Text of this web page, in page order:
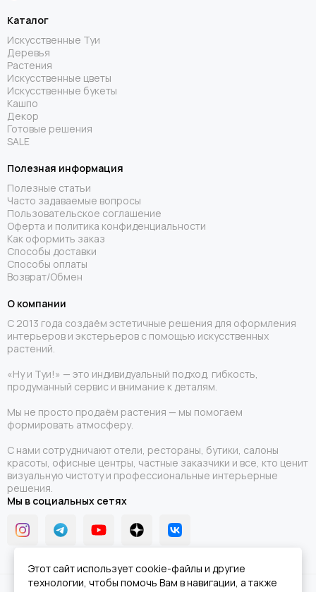
Каталог
Искусственные Туи
Деревья
Растения
Искусственные цветы
Искусственные букеты
Кашпо
Декор
Готовые решения
SALE
Полезная информация
Полезные статьи
Часто задаваемые вопросы
Пользовательское соглашение
Оферта и политика конфиденциальности
Как оформить заказ
Способы доставки
Способы оплаты
Возврат/Обмен
О компании
С 2013 года создаём эстетичные решения для оформления
интерьеров и экстерьеров с помощью искусственных
растений.
«Ну и Туи!» — это индивидуальный подход, гибкость,
продуманный сервис и внимание к деталям.
Мы не просто продаём растения — мы помогаем
формировать атмосферу.
С нами сотрудничают отели, рестораны, бутики, салоны
красоты, офисные центры, частные заказчики и все, кто ценит
визуальную чистоту и профессиональные интерьерные
решения.
Мы в социальных сетях
Этот сайт использует cookie-файлы и другие
технологии, чтобы помочь Вам в навигации, а также